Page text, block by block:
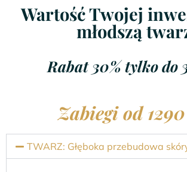
Wartość Twojej
młodszą
Rabat 30% tylko do
Zabiegi od 1290
TWARZ: Głęboka przebudowa